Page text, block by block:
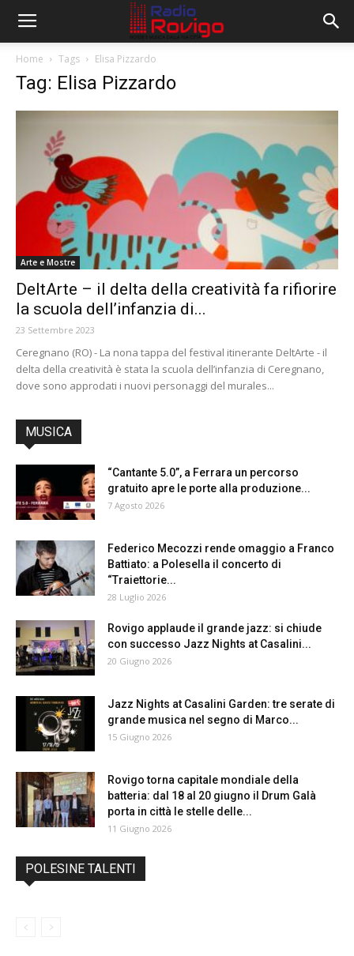
Home Tags Elisa Pizzardo
Tag: Elisa Pizzardo
Arte e Mostre
DeltArte – il delta della creatività fa rifiorire
la scuola dell’infanzia di...
23 Settembre 2023
Ceregnano (RO) - La nona tappa del festival itinerante DeltArte - il
delta della creatività è stata la scuola dell’infanzia di Ceregnano,
dove sono approdati i nuovi personaggi del murales...
MUSICA
“Cantante 5.0”, a Ferrara un percorso
gratuito apre le porte alla produzione...
7 Agosto 2026
Federico Mecozzi rende omaggio a Franco
Battiato: a Polesella il concerto di
“Traiettorie...
28 Luglio 2026
Rovigo applaude il grande jazz: si chiude
con successo Jazz Nights at Casalini...
20 Giugno 2026
Jazz Nights at Casalini Garden: tre serate di
grande musica nel segno di Marco...
15 Giugno 2026
Rovigo torna capitale mondiale della
batteria: dal 18 al 20 giugno il Drum Galà
porta in città le stelle delle...
11 Giugno 2026
POLESINE TALENTI